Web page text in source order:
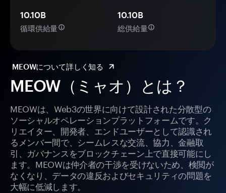
MEOW（ミャオ）とは？
MEOWは、Web3の世界に向けて設計された分散型の
ソーシャルオペレーションプラットフォームです。ク
リエイター、開発者、エンドユーザーとして認識され
るメンバー間で、シームレスな交流、協力、金融取
引、ガバナンスをブロックチェーン上で直接可能にし
ます。MEOWは仲介者の干渉を受けないため、検閲が
なくなり、データの違反およびセキュリティの問題を
大幅に低減します。
10.10B
循環供給量
10.10B
総供給量
MEOWについて詳しく知る